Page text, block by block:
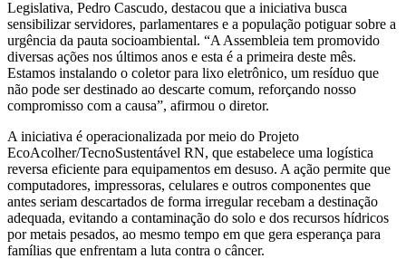
Legislativa, Pedro Cascudo, destacou que a iniciativa busca
sensibilizar servidores, parlamentares e a população potiguar sobre a
urgência da pauta socioambiental. “A Assembleia tem promovido
diversas ações nos últimos anos e esta é a primeira deste mês.
Estamos instalando o coletor para lixo eletrônico, um resíduo que
não pode ser destinado ao descarte comum, reforçando nosso
compromisso com a causa”, afirmou o diretor.
A iniciativa é operacionalizada por meio do Projeto
EcoAcolher/TecnoSustentável RN, que estabelece uma logística
reversa eficiente para equipamentos em desuso. A ação permite que
computadores, impressoras, celulares e outros componentes que
antes seriam descartados de forma irregular recebam a destinação
adequada, evitando a contaminação do solo e dos recursos hídricos
por metais pesados, ao mesmo tempo em que gera esperança para
famílias que enfrentam a luta contra o câncer.